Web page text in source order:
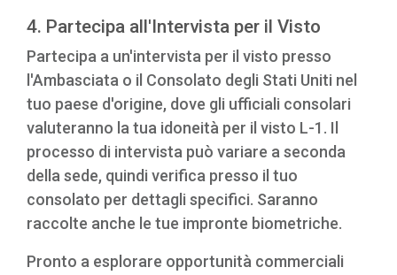
4. Partecipa all'Intervista per il Visto
Partecipa a un'intervista per il visto presso
l'Ambasciata o il Consolato degli Stati Uniti nel
tuo paese d'origine, dove gli ufficiali consolari
valuteranno la tua idoneità per il visto L-1. Il
processo di intervista può variare a seconda
della sede, quindi verifica presso il tuo
consolato per dettagli specifici. Saranno
raccolte anche le tue impronte biometriche.
Pronto a esplorare opportunità commerciali